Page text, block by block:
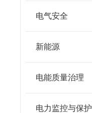
电气安全
新能源
电能质量治理
电力监控与保护